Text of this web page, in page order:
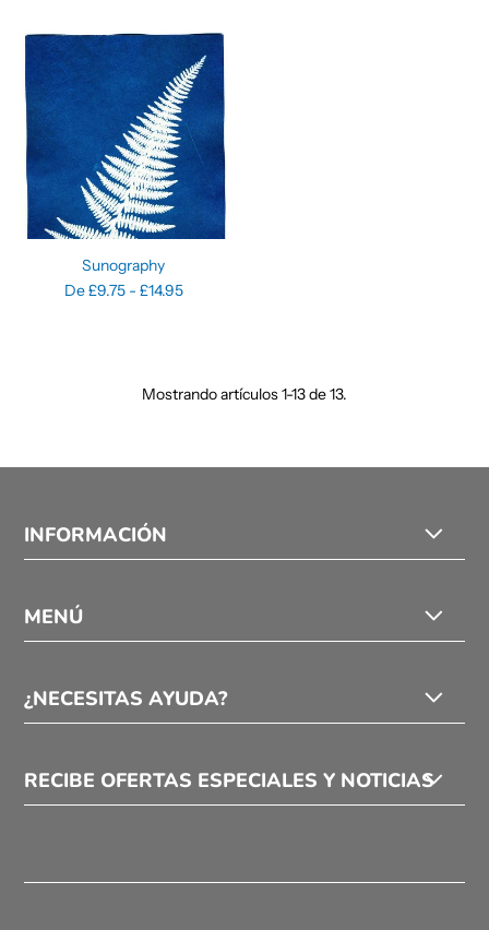
Sunography
De £9.75 - £14.95
Mostrando artículos 1-13 de 13.
INFORMACIÓN
MENÚ
¿NECESITAS AYUDA?
RECIBE OFERTAS ESPECIALES Y NOTICIAS